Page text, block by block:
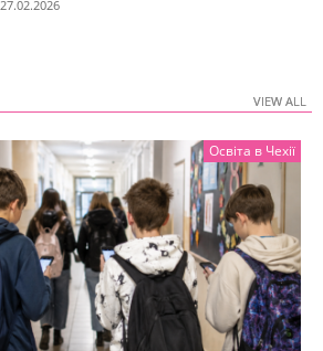
27.02.2026
VIEW ALL
Освіта в Чехії
VIEW ALL